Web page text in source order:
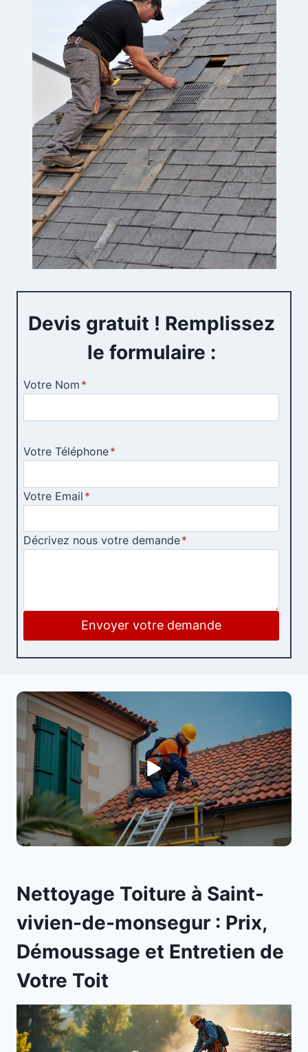
Devis gratuit ! Remplissez
le formulaire :
Votre Nom *
Votre Téléphone*
Votre Email *
Décrivez nous votre demande*
Envoyer votre demande
Nettoyage Toiture à Saint-
vivien-de-monsegur : Prix,
Démoussage et Entretien de
Votre Toit